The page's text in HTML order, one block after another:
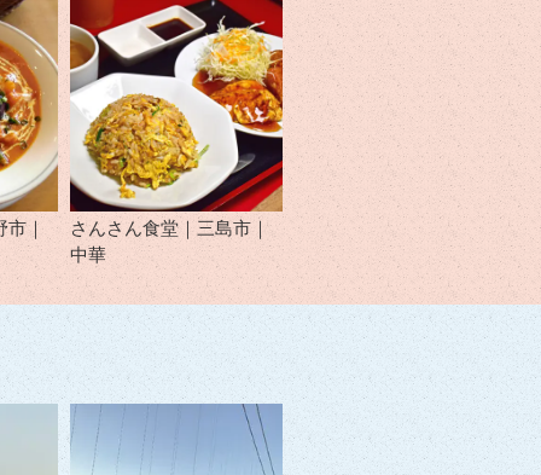
市｜
さんさん食堂｜三島市｜
中華